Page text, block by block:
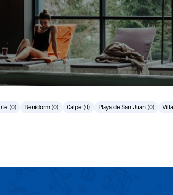
(0) Benidorm (0) Calpe (0) Playa de San Juan (0)